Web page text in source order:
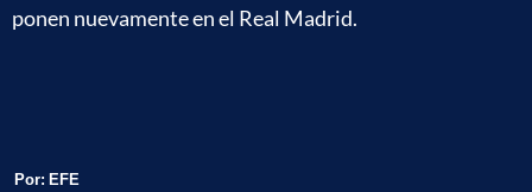
ponen nuevamente en el Real Madrid.
Por: EFE